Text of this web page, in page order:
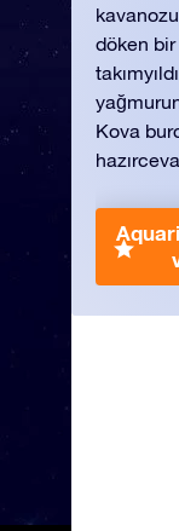
döken
Kova